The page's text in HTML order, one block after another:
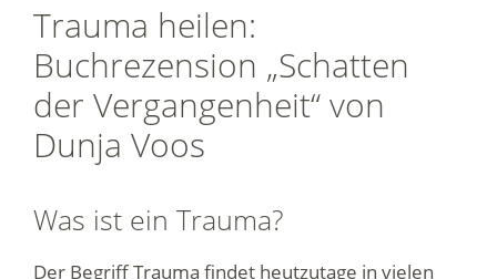
Trauma heilen:
Buchrezension „Schatten
der Vergangenheit“ von
Dunja Voos
Was ist ein Trauma?
Der Begriff Trauma findet heutzutage in vielen